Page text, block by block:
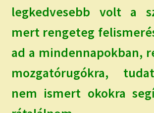
legkedvesebb volt a
mert rengeteg
ad a mindennapokban,
mozgatórugókra,
nem ismert okokra